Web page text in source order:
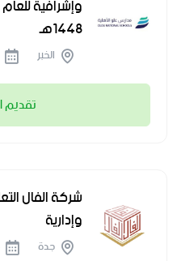
1448هـ
الخبر
تقديم
شركة الفال
وإدارية
جدة